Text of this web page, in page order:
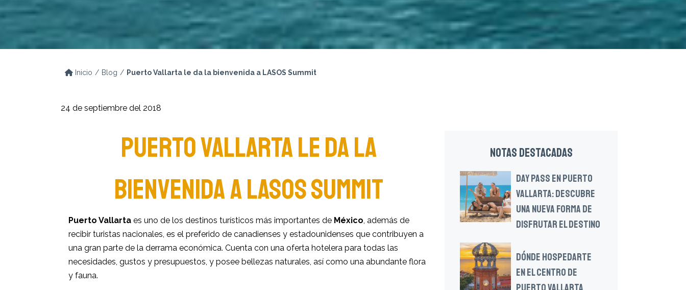
Inicio Blog Puerto Vallarta le da la bienvenida a LASOS Summit
24 de septiembre del 2018
PUERTO VALLARTA LE DA LA
BIENVENIDA A LASOS SUMMIT
Puerto Vallartaes uno de los destinos turísticos más importantes de México, además de
recibir turistas nacionales, es el preferido de canadienses y estadounidenses que contribuyen a
una gran parte de la derrama económica. Cuenta con una oferta hotelera para todas las
necesidades, gustos y presupuestos, y posee bellezas naturales, así como una abundante flora
y fauna.
NOTAS DESTACADAS
DAY PASS EN PUERTO
VALLARTA: DESCUBRE
UNA NUEVA FORMA DE
DISFRUTAR EL DESTINO
DÓNDE HOSPEDARTE
EN EL CENTRO DE